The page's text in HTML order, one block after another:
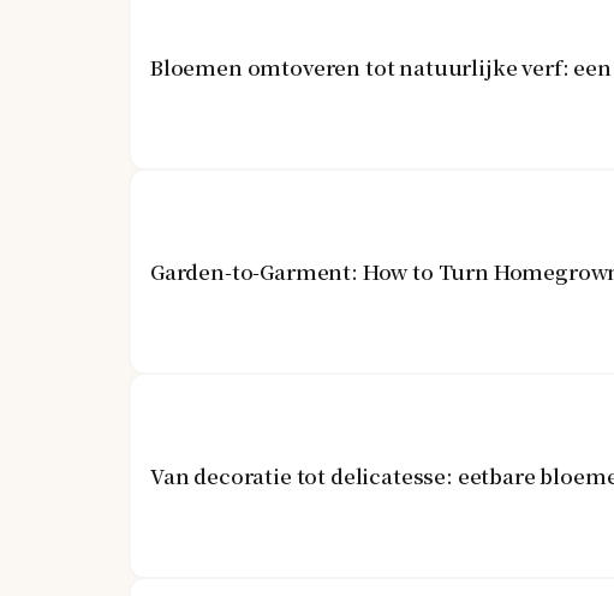
Bloemen omtoveren tot natuurlijke verf:
Garden-to-Garment: How to Turn
Van decoratie tot delicatesse: eetbare